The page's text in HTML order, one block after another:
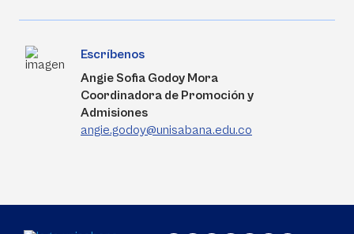
Escríbenos
Angie Sofia Godoy Mora
Coordinadora de Promoción y
Admisiones
angie.godoy@unisabana.edu.co